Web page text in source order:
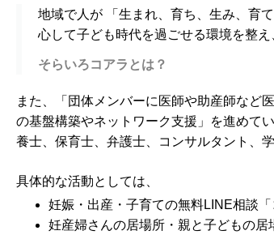
地域で人が 「生まれ、育ち、生み、育
心して子ども時代を過ごせる環境を整
そらいろコアラとは？
また、「団体メンバーに医師や助産師など
の基盤構築やネットワーク支援」を進めて
養士、保育士、弁護士、コンサルタント、
具体的な活動としては、
妊娠・出産・子育ての無料LINE相談「
妊産婦さんの居場所・親と子どもの居